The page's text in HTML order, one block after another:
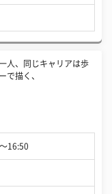
人、同じキャリアは歩
で描く、
16:50